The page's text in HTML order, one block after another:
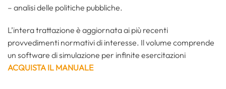
– analisi delle politiche pubbliche.
L’intera trattazione è aggiornata ai più recenti
provvedimenti normativi di interesse. Il volume comprende
un software di simulazione per infinite esercitazioni
ACQUISTA IL MANUALE